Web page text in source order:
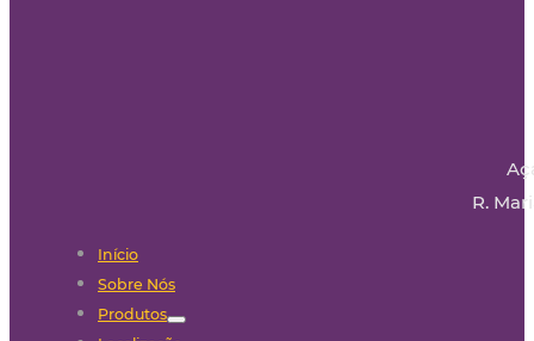
R.
Início
Sobre Nós
Produtos